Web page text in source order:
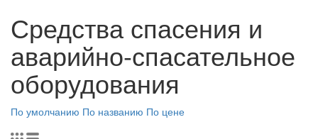
Средства спасения и
аварийно-спасательное
оборудования
По умолчанию По названию По цене